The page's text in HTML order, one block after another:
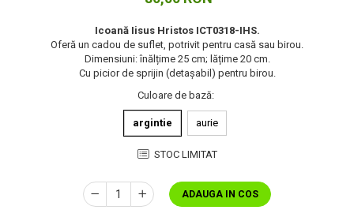
Icoană Iisus Hristos ICT0318-IHS.
Oferă un cadou de suflet, potrivit pentru casă sau birou.
Dimensiuni: înălțime 25 cm; lățime 20 cm.
Cu picior de sprijin (detașabil) pentru birou.
Culoare de bază:
argintie aurie
STOC LIMITAT
ADAUGA IN COS